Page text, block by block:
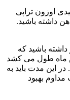
اوزون تراپی
داشته باشید.
باشید که
ماه طول می کشد
این مدت باید به
بهبود